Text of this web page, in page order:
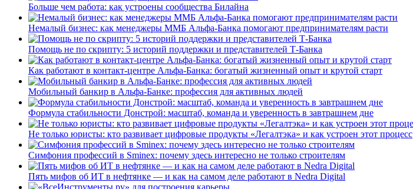
Больше чем работа: как устроены сообщества Билайна
Немалый бизнес: как менеджеры ММБ Альфа-Банка помогают предпринимателям расти
Помощь не по скрипту: 5 историй поддержки и представителей Т-Банка
Как работают в контакт-центре Альфа-Банка: богатый жизненный опыт и крутой старт
Мобильный банкир в Альфа-Банке: профессия для активных людей
Формула стабильности Донстрой: масштаб, команда и уверенность в завтрашнем дне
Не только юристы: кто развивает цифровые продукты «Легалтэка» и как устроен этот процесс
Симфония профессий в Sminex: почему здесь интересно не только строителям
Пять мифов об ИТ в нефтянке — и как на самом деле работают в Nedra Digital